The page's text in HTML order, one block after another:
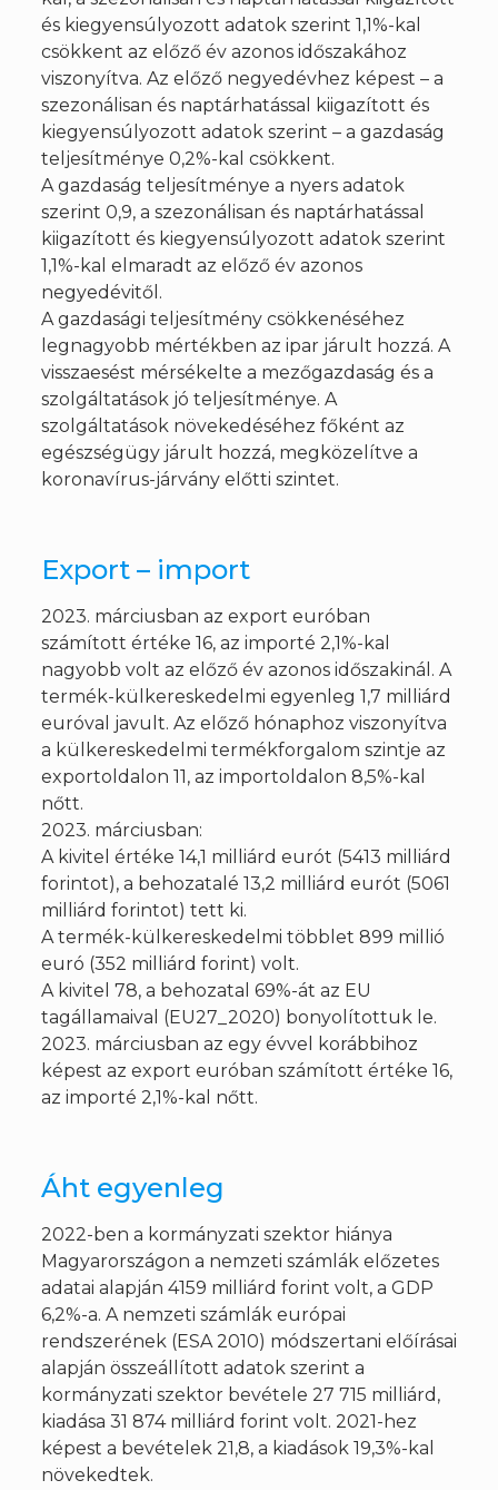
és kiegyensúlyozott adatok szerint 1,1%-kal
csökkent az előző év azonos időszakához
viszonyítva. Az előző negyedévhez képest – a
szezonálisan és naptárhatással kiigazított és
kiegyensúlyozott adatok szerint – a gazdaság
teljesítménye 0,2%-kal csökkent.
A gazdaság teljesítménye a nyers adatok
szerint 0,9, a szezonálisan és naptárhatással
kiigazított és kiegyensúlyozott adatok szerint
1,1%-kal elmaradt az előző év azonos
negyedévitől.
A gazdasági teljesítmény csökkenéséhez
legnagyobb mértékben az ipar járult hozzá. A
visszaesést mérsékelte a mezőgazdaság és a
szolgáltatások jó teljesítménye. A
szolgáltatások növekedéséhez főként az
egészségügy járult hozzá, megközelítve a
koronavírus-járvány előtti szintet.
Export – import
2023. márciusban az export euróban
számított értéke 16, az importé 2,1%-kal
nagyobb volt az előző év azonos időszakinál. A
termék-külkereskedelmi egyenleg 1,7 milliárd
euróval javult. Az előző hónaphoz viszonyítva
a külkereskedelmi termékforgalom szintje az
exportoldalon 11, az importoldalon 8,5%-kal
nőtt.
2023. márciusban:
A kivitel értéke 14,1 milliárd eurót (5413 milliárd
forintot), a behozatalé 13,2 milliárd eurót (5061
milliárd forintot) tett ki.
A termék-külkereskedelmi többlet 899 millió
euró (352 milliárd forint) volt.
A kivitel 78, a behozatal 69%-át az EU
tagállamaival (EU27_2020) bonyolítottuk le.
2023. márciusban az egy évvel korábbihoz
képest az export euróban számított értéke 16,
az importé 2,1%-kal nőtt.
Áht egyenleg
2022-ben a kormányzati szektor hiánya
Magyarországon a nemzeti számlák előzetes
adatai alapján 4159 milliárd forint volt, a GDP
6,2%-a. A nemzeti számlák európai
rendszerének (ESA 2010) módszertani előírásai
alapján összeállított adatok szerint a
kormányzati szektor bevétele 27 715 milliárd,
kiadása 31 874 milliárd forint volt. 2021-hez
képest a bevételek 21,8, a kiadások 19,3%-kal
növekedtek.